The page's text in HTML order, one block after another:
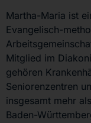
Martha-Maria ist
Evangelisch-
Mitglied im
gehören
Seniorenzentren
insgesamt mehr
Baden-